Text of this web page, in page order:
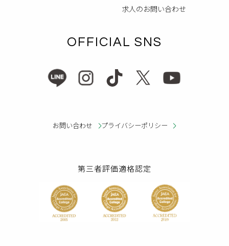
求人のお問い合わせ
OFFICIAL SNS
お問い合わせ プライバシーポリシー
第三者評価適格認定